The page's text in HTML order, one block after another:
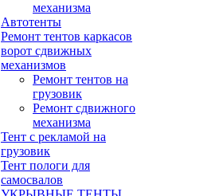
механизма
Автотенты
Ремонт тентов каркасов
ворот сдвижных
механизмов
Ремонт тентов на
грузовик
Ремонт сдвижного
механизма
Тент с рекламой на
грузовик
Тент пологи для
самосвалов